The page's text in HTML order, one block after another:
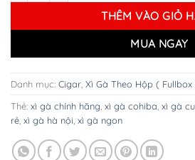
THÊM VÀO GIỎ
MUA NGAY
Danh mục: Cigar Xì Gà Theo Hộp ( Fullbox
Thẻ: xì gà chính hãng xì gà cohiba xì gà
rẻ xì gà hà nội xì gà ngon